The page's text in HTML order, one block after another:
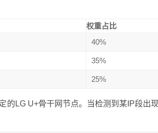
权重占比
40%
35%
25%
的LG U+骨干网节点。当检测到某IP段出